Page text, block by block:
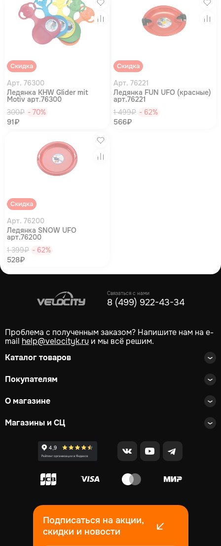
Скидка
Избранное
Сравнение
Арт. 76300
Ледянка KHW Glider mit
Motiv арт.76300
300₽ - 70%
91₽
Скидка
Арт. 76221
Ледянка FUN UFO (красные)
арт.76221
1 499₽ - 62%
566₽
Скидка
Избранное
Сравнение
Арт. 76200
Ледянка SNOW UFO
арт.76200
1 399₽ - 62%
528₽
Связаться с нами
8 (499) 922-43-34
Проблема с полученным заказом? Напишите нам на e-
mail help@velocityk.ru и мы всё решим.
Каталог товаров
Покупателям
О магазине
Магазины и СЦ
Подписаться на акции,
скидки и новости